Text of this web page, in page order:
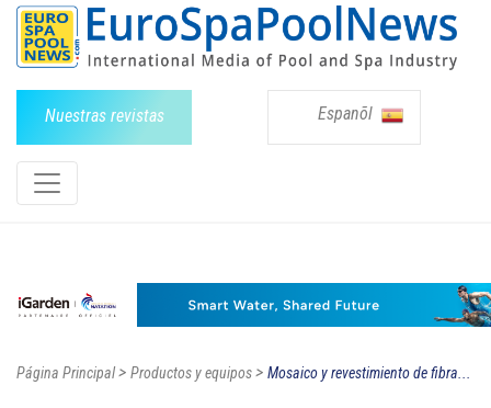
Nuestras revistas Espanõl
Página Principal> Productos y equipos> Mosaico y revestimiento de fibra...